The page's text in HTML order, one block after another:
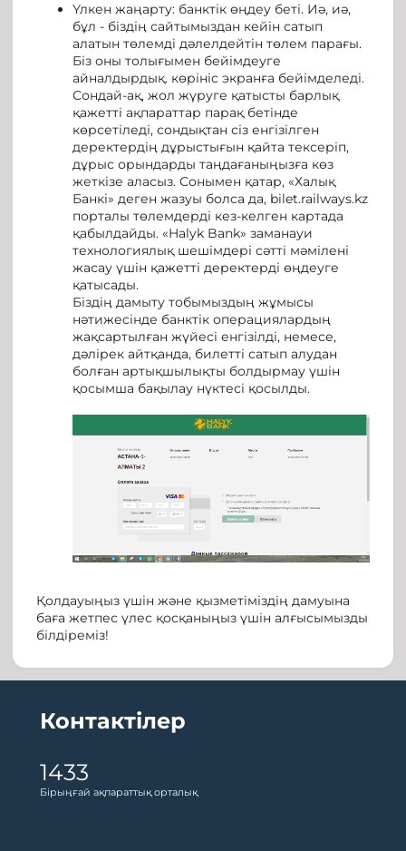
Үлкен жаңарту: банктік өңдеу беті. Иә, иә,
бұл - біздің сайтымыздан кейін сатып
алатын төлемді дәлелдейтін төлем парағы.
Біз оны толығымен бейімдеуге
айналдырдық. көрініс экранға бейімделеді.
Сондай-ақ, жол жүруге қатысты барлық
қажетті ақпараттар парақ бетінде
көрсетіледі, сондықтан сіз енгізілген
деректердің дұрыстығын қайта тексеріп,
дұрыс орындарды таңдағаныңызға көз
жеткізе аласыз. Сонымен қатар, «Халық
Банкі» деген жазуы болса да, bilet.railways.kz
порталы төлемдерді кез-келген картада
қабылдайды. «Halyk Bank» заманауи
технологиялық шешімдері сәтті мәмілені
жасау үшін қажетті деректерді өңдеуге
қатысады.
Біздің дамыту тобымыздың жұмысы
нәтижесінде банктік операциялардың
жақсартылған жүйесі енгізілді, немесе,
дәлірек айтқанда, билетті сатып алудан
болған артықшылықты болдырмау үшін
қосымша бақылау нүктесі қосылды.
Қолдауыңыз үшін және қызметіміздің дамуына
баға жетпес үлес қосқаныңыз үшін алғысымызды
білдіреміз!
Контактілер
1433
Бірыңғай ақпараттық орталық